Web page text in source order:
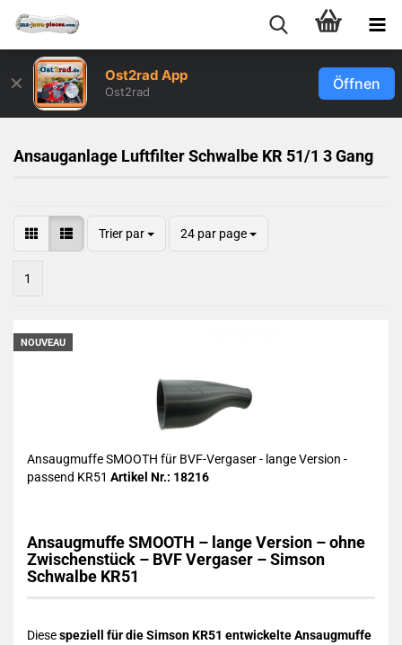
✕ Ost2rad App
Ost2rad Öffnen
Ansauganlage Luftfilter Schwalbe KR 51/1 3 Gang
Trier par 24 par page
1
NOUVEAU
Ansaugmuffe SMOOTH für BVF-Vergaser - lange Version -
passend KR51 Artikel Nr.: 18216
Ansaugmuffe SMOOTH – lange Version – ohne
Zwischenstück – BVF Vergaser – Simson
Schwalbe KR51
Diesespeziell für die Simson KR51 entwickelte Ansaugmuffe